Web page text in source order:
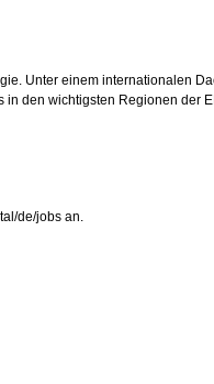
Unter einem internationalen
den wichtigsten Regionen der
de/jobs an.